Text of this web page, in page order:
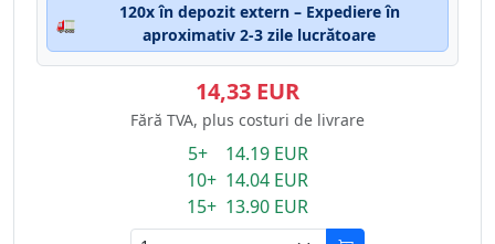
🚛
120x în depozit extern – Expediere în
aproximativ 2-3 zile lucrătoare
14,33 EUR
Fără TVA, plus costuri de livrare
5+ 14.19 EUR
10+ 14.04 EUR
15+ 13.90 EUR